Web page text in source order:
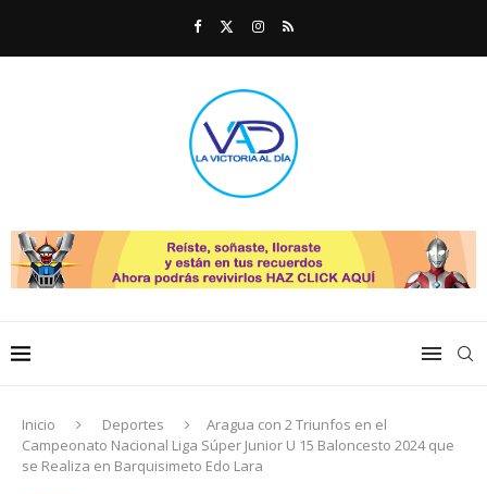
Inicio Deportes
Aragua con 2 Triunfos en el
Campeonato Nacional Liga Súper Junior U 15 Baloncesto 2024 que
se Realiza en Barquisimeto Edo Lara